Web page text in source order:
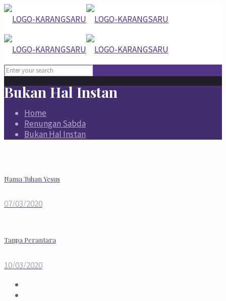
Bukan Hal Instan
Home
Renungan Sabda
Bukan Hal Instan
Nama Tuhan Yesus
07/03/2020
Tanpa Perantara
10/03/2020